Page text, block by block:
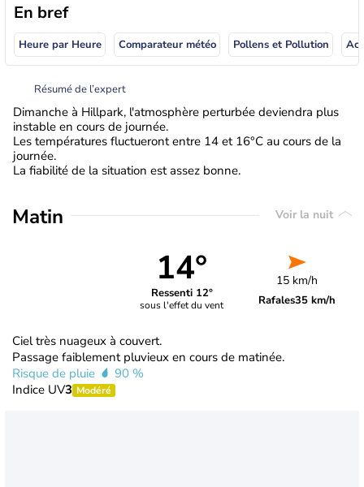
En bref
Heure par Heure Comparateur météo Pollens et Pollution
Résumé de l’expert
Dimanche à Hillpark, l'atmosphère perturbée deviendra plus
instable en cours de journée.
Les températures fluctueront entre 14 et 16°C au cours de la
journée.
La fiabilité de la situation est assez bonne.
Matin Voir la nuit
14°
Ressenti 12°
sous l'effet du vent
15 km/h
Rafales35 km/h
Ciel très nuageux à couvert.
Passage faiblement pluvieux en cours de matinée.
Risque de pluie
90 %
Indice UV3 Modéré